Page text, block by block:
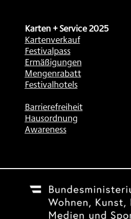
Karten + Service 2025
Kartenverkauf
Festivalpass
Ermäßigungen
Mengenrabatt
Festivalhotels
Barrierefreiheit
Hausordnung
Awareness